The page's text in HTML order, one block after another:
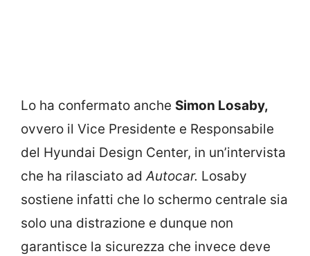
Lo ha confermato anche Simon Losaby,
ovvero il Vice Presidente e Responsabile
del Hyundai Design Center, in un’intervista
che ha rilasciato adAutocar. Losaby
sostiene infatti che lo schermo centrale sia
solo una distrazione e dunque non
garantisce la sicurezza che invece deve